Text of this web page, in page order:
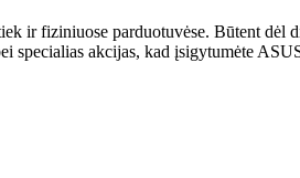
fiziniuose parduotuvėse. Būtent dėl
specialias akcijas, kad įsigytumėte